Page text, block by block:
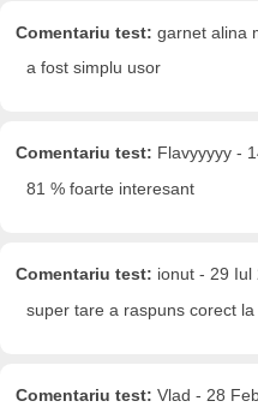
Comentariu test: garnet alina
a fost simplu usor
Comentariu test: Flavyyyyy -
81 % foarte interesant
Comentariu test: ionut - 29 Iul
super tare a raspuns corect
Comentariu test: Vlad - 28